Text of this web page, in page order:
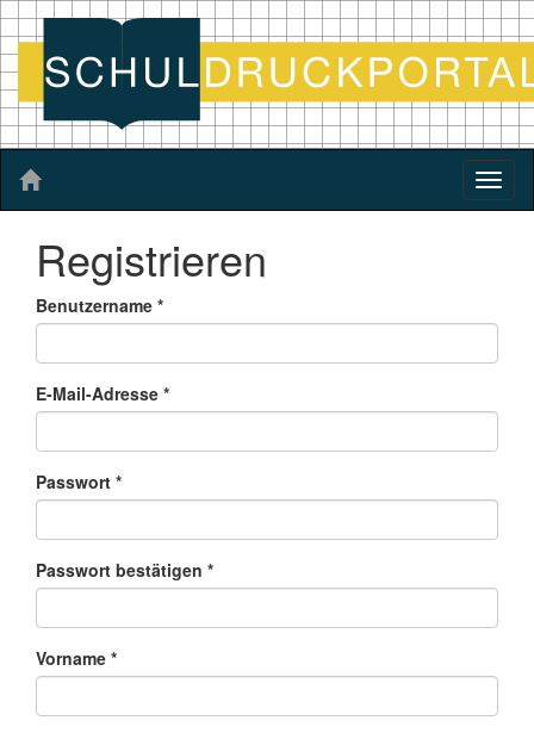
Registrieren
Benutzername *
E-Mail-Adresse *
Passwort *
Passwort bestätigen *
Vorname *